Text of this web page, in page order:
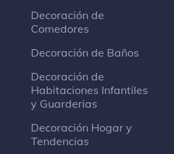
Decoración de
Comedores
Decoración de Baños
Decoración de
Habitaciones Infantiles
y Guarderias
Decoración Hogar y
Tendencias